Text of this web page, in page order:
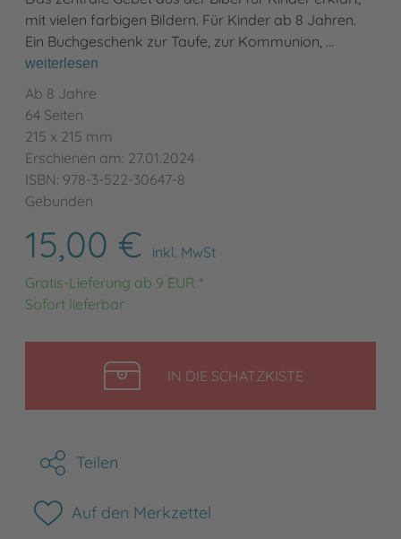
mit vielen farbigen Bildern. Für Kinder ab 8 Jahren.
Ein Buchgeschenk zur Taufe, zur Kommunion, …
weiterlesen
Ab 8 Jahre
64 Seiten
215 x 215 mm
Erschienen am: 27.01.2024
ISBN: 978-3-522-30647-8
Gebunden
15,00 €
inkl. MwSt
Gratis-Lieferung ab 9 EUR *
Sofort lieferbar
IN DIE SCHATZKISTELEGEN
Teilen
Auf den Merkzettel